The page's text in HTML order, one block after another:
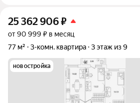
25 362 906₽
от 90 999 ₽ в месяц
77 м²
3-комн. квартира 3 этаж из 9
новостройка